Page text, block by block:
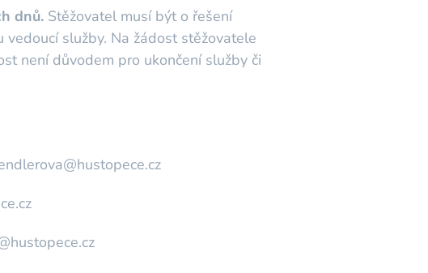
dnů.Stěžovatel musí být o řešení
služby. Na žádost stěžovatele
není důvodem pro ukončení služby či